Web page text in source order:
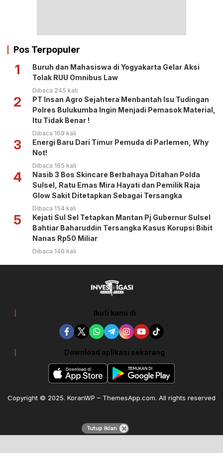
Pos Terpopuler
1
Buruh dan Mahasiswa di Yogyakarta Gelar Aksi
Tolak RUU Omnibus Law
Dibaca 245 kali
2
PT Insan Agro Sejahtera Menbantah Isu Tudingan
Polres Bulukumba Ingin Menjadi Pemasok Material,
Itu Tidak Benar !
Dibaca 169 kali
3
Energi Baru Dari Timur Pemuda di Parlemen, Why
Not!
Dibaca 165 kali
4
Nasib 3 Bos Skincare Berbahaya Ditahan Polda
Sulsel, Ratu Emas Mira Hayati dan Pemilik Raja
Glow Sakit Ditetapkan Sebagai Tersangka
Dibaca 154 kali
5
Kejati Sul Sel Tetapkan Mantan Pj Gubernur Sulsel
Bahtiar Baharuddin Tersangka Kasus Korupsi Bibit
Nanas Rp50 Miliar
Dibaca 146 kali
Ikuti kami di
Download aplikasi sekarang
Copyright © 2025. KoranWP – ThemesApp.com. All rights reserved
Tutup Iklan